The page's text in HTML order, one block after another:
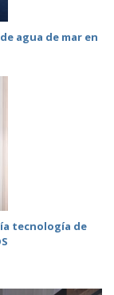
agua de mar en
tecnología de